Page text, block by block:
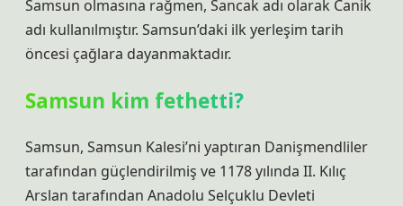
Samsun olmasına rağmen, Sancak adı olarak Canik
adı kullanılmıştır. Samsun’daki ilk yerleşim tarih
öncesi çağlara dayanmaktadır.
Samsun kim fethetti?
Samsun, Samsun Kalesi’ni yaptıran Danişmendliler
tarafından güçlendirilmiş ve 1178 yılında II. Kılıç
Arslan tarafından Anadolu Selçuklu Devleti